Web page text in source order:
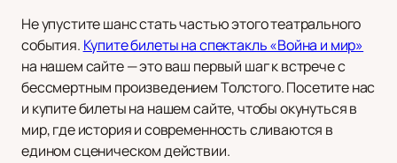
Не упустите шанс стать частью этого театрального
события. Купите билеты на спектакль «Война и мир»
на нашем сайте — это ваш первый шаг к встрече с
бессмертным произведением Толстого. Посетите нас
и купите билеты на нашем сайте, чтобы окунуться в
мир, где история и современность сливаются в
едином сценическом действии.